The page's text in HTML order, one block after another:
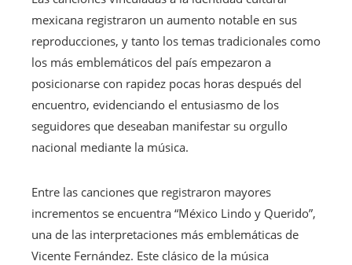
mexicana registraron un aumento notable en sus
reproducciones, y tanto los temas tradicionales como
los más emblemáticos del país empezaron a
posicionarse con rapidez pocas horas después del
encuentro, evidenciando el entusiasmo de los
seguidores que deseaban manifestar su orgullo
nacional mediante la música.
Entre las canciones que registraron mayores
incrementos se encuentra “México Lindo y Querido”,
una de las interpretaciones más emblemáticas de
Vicente Fernández. Este clásico de la música